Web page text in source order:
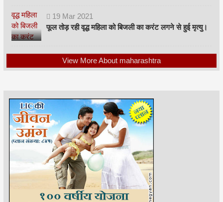
19 Mar 2021
फूल तोड़ रही वृद्ध महिला को बिजली का करंट लगने से हुई मृत्यु।
View More About maharashtra